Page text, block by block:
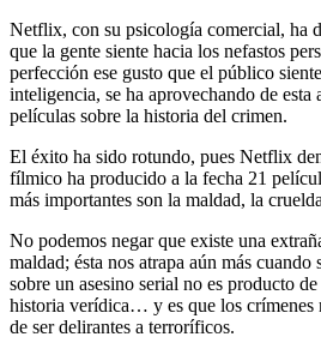
Netflix, con su psicología comercial, ha
que la gente siente hacia los nefastos
perfección ese gusto que el público
inteligencia, se ha aprovechando de
películas sobre la historia del crimen.
El éxito ha sido rotundo, pues Netflix
fílmico ha producido a la fecha 21
más importantes son la maldad, la
No podemos negar que existe una
maldad; ésta nos atrapa aún más cuando
sobre un asesino serial no es producto
historia verídica… y es que los crímenes
de ser delirantes a terroríficos.